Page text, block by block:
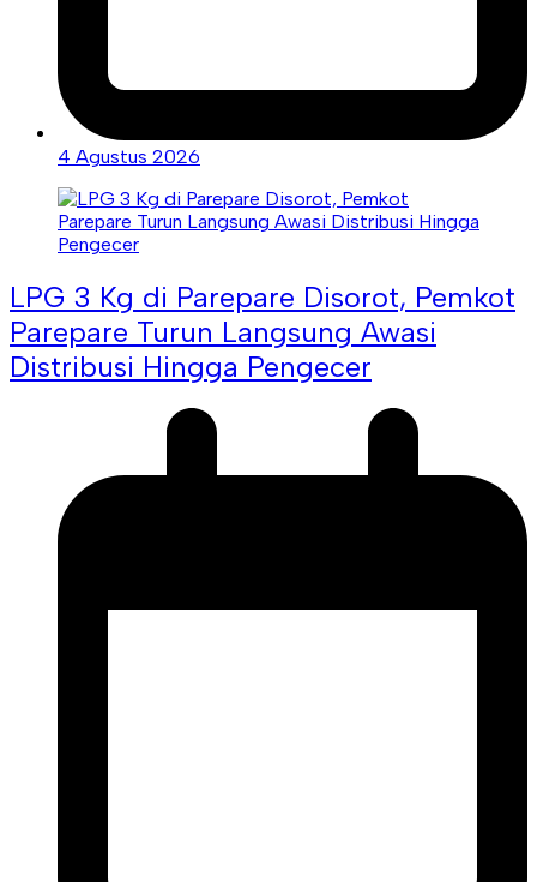
4 Agustus 2026
LPG 3 Kg di Parepare Disorot, Pemkot
Parepare Turun Langsung Awasi
Distribusi Hingga Pengecer